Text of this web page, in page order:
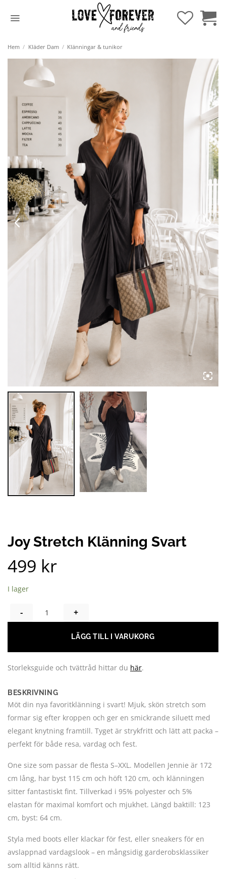
Hem / Kläder Dam / Klänningar & tunikor
Joy Stretch Klänning Svart
499 kr
I lager
JOY STRETCH KLÄNNING SVART MÄNGD
LÄGG TILL I VARUKORG
Storleksguide och tvättråd hittar du här.
BESKRIVNING
Möt din nya favoritklänning i svart! Mjuk, skön stretch som
formar sig efter kroppen och ger en smickrande siluett med
elegant knytning framtill. Tyget är strykfritt och lätt att packa –
perfekt för både resa, vardag och fest.
One size som passar de flesta S–XXL. Modellen Jennie är 172
cm lång, har byst 115 cm och höft 120 cm, och klänningen
sitter fantastiskt fint. Tillverkad i 95% polyester och 5%
elastan för maximal komfort och mjukhet. Längd baktill: 123
cm, byst: 64 cm.
Styla med boots eller klackar för fest, eller sneakers för en
avslappnad vardagslook – en mångsidig garderobsklassiker
som alltid känns rätt.